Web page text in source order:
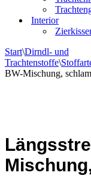
Interior
Start\Dirndl- und
Trachtenstoffe\
BW-Mischung,